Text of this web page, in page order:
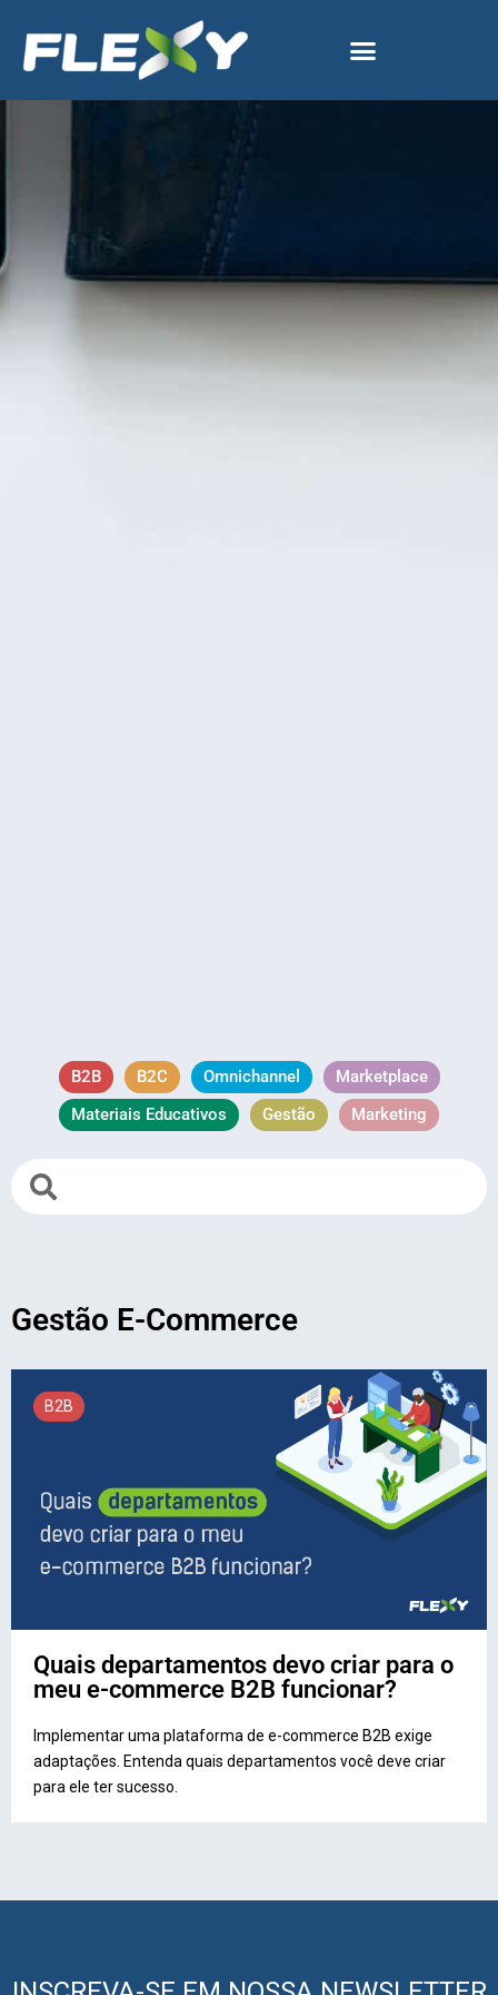
B2B B2C Omnichannel
Marketplace
Materiais Educativos
Gestão Marketing
Gestão E-Commerce
B2B
Quais departamentos devo criar para o
meu e-commerce B2B funcionar?
Implementar uma plataforma de e-commerce B2B exige
adaptações. Entenda quais departamentos você deve criar
para ele ter sucesso.